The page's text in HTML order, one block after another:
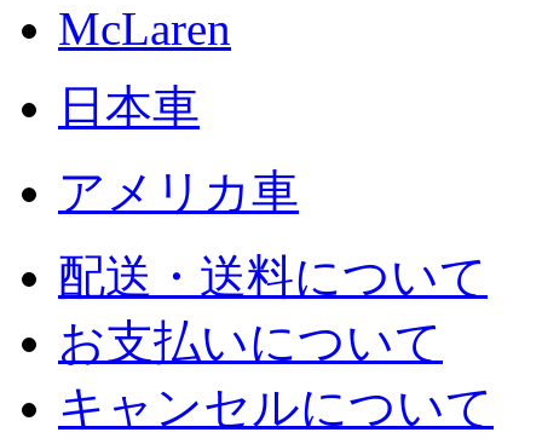
McLaren
日本車
アメリカ車
配送・送料について
お支払いについて
キャンセルについて